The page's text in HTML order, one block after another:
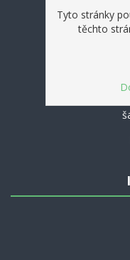
Tyto stránky
těchto